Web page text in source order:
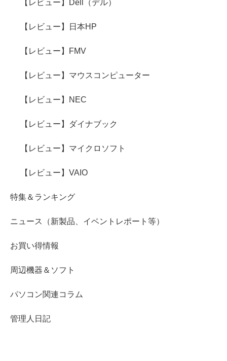
【レビュー】Dell（デル）
【レビュー】日本HP
【レビュー】FMV
【レビュー】マウスコンピューター
【レビュー】NEC
【レビュー】ダイナブック
【レビュー】マイクロソフト
【レビュー】VAIO
特集＆ランキング
ニュース（新製品、イベントレポート等）
お買い得情報
周辺機器＆ソフト
パソコン関連コラム
管理人日記